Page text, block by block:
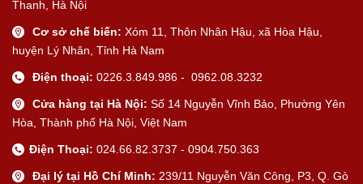
Thanh, Hà Nội
Cơ sở chế biến: Xóm 11, Thôn Nhân Hậu, xã Hòa Hậu,
huyện Lý Nhân, Tỉnh Hà Nam
Điện thoại: 0226.3.849.986 - 0962.08.3232
Cửa hàng tại Hà Nội: Số 14 Nguyễn Vĩnh Bảo, Phường Yên
Hòa, Thành phố Hà Nội, Việt Nam
Điện Thoại: 024.66.82.3737 - 0904.750.363
Đại lý tại Hồ Chí Minh: 239/11 Nguyễn Văn Công, P3, Q. Gò